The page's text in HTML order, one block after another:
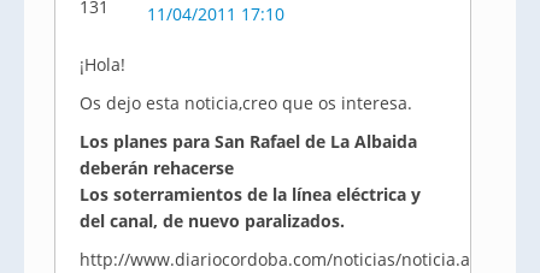
11/04/2011 17:10
¡Hola!
Os dejo esta noticia,creo que os interesa.
Los planes para San Rafael de La Albaida
deberán rehacerse
Los soterramientos de la línea eléctrica y
del canal, de nuevo paralizados.
http://www.diariocordoba.com/noticias/noticia.asp?